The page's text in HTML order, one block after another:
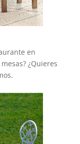
en
¿Quieres